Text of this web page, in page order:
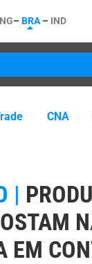
–BRA – IND
CNA
|
EM